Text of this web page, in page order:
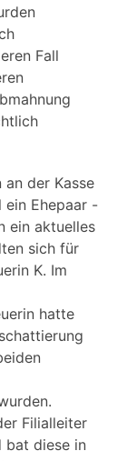
Fall
an der Kasse
ein Ehepaar -
ein aktuelles
sich für
K. Im
hatte
Filialleiter
bat diese in